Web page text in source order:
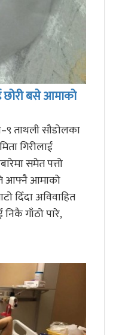
छोरी बसे आमाको
ताथली सौडोलका
गिरीलाई
समेत पत्तो
आफ्नै आमाको
दिँदा अविवाहित
गाँठो पारे,